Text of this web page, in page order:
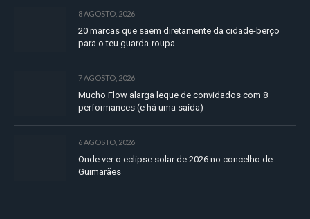
8 AGOSTO, 2026
20 marcas que saem diretamente da cidade-berço
para o teu guarda-roupa
7 AGOSTO, 2026
Mucho Flow alarga leque de convidados com 8
performances (e há uma saída)
6 AGOSTO, 2026
Onde ver o eclipse solar de 2026 no concelho de
Guimarães